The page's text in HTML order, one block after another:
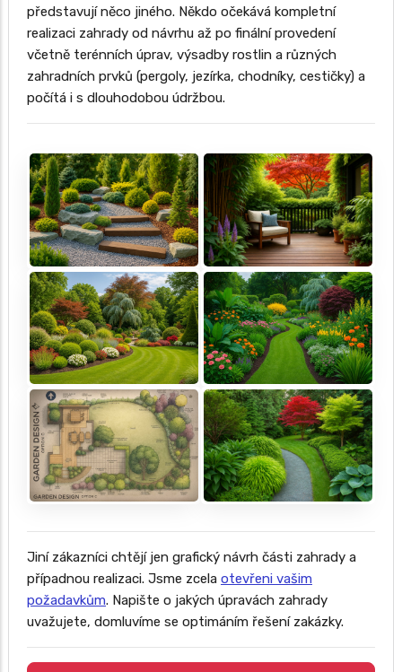
představují něco jiného. Někdo očekává kompletní
realizaci zahrady od návrhu až po finální provedení
včetně terénních úprav, výsadby rostlin a různých
zahradních prvků (pergoly, jezírka, chodníky, cestičky) a
počítá i s dlouhodobou údržbou.
Jiní zákazníci chtějí jen grafický návrh části zahrady a
případnou realizaci. Jsme zcela otevřeni vašim
požadavkům. Napište o jakých úpravách zahrady
uvažujete, domluvíme se optimáním řešení zakázky.